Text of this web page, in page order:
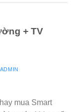
+ TV
ADMIN
mua Smart